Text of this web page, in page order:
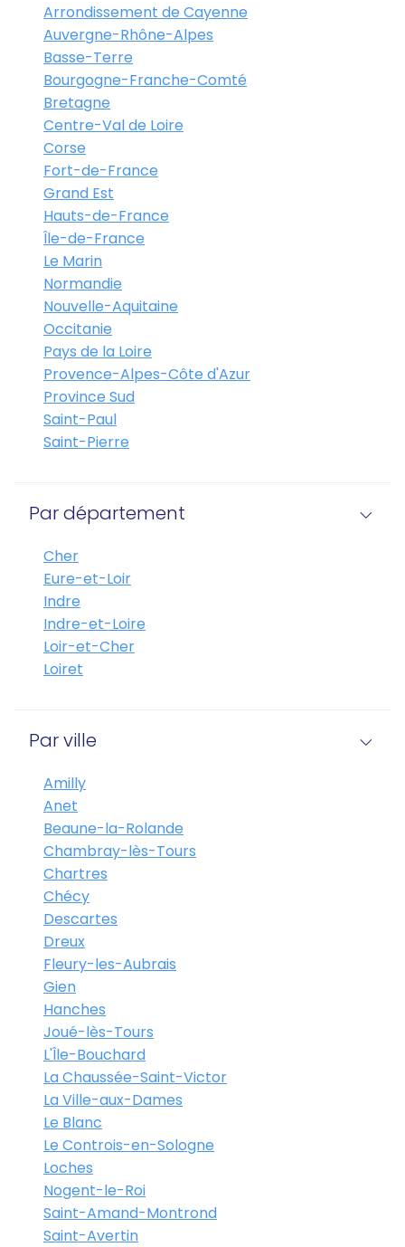
Arrondissement de Cayenne
Auvergne-Rhône-Alpes
Basse-Terre
Bourgogne-Franche-Comté
Bretagne
Centre-Val de Loire
Corse
Fort-de-France
Grand Est
Hauts-de-France
Île-de-France
Le Marin
Normandie
Nouvelle-Aquitaine
Occitanie
Pays de la Loire
Provence-Alpes-Côte d'Azur
Province Sud
Saint-Paul
Saint-Pierre
Par département
Cher
Eure-et-Loir
Indre
Indre-et-Loire
Loir-et-Cher
Loiret
Par ville
Amilly
Anet
Beaune-la-Rolande
Chambray-lès-Tours
Chartres
Chécy
Descartes
Dreux
Fleury-les-Aubrais
Gien
Hanches
Joué-lès-Tours
L'Île-Bouchard
La Chaussée-Saint-Victor
La Ville-aux-Dames
Le Blanc
Le Controis-en-Sologne
Loches
Nogent-le-Roi
Saint-Amand-Montrond
Saint-Avertin